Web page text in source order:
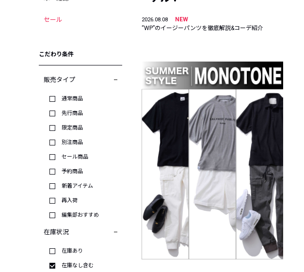
セール
こだわり条件
販売タイプ
通常商品
先行商品
限定商品
別注商品
セール商品
予約商品
新着アイテム
再入荷
編集部おすすめ
在庫状況
在庫あり
在庫なし含む
2026.08.08
NEW
“WP”のイージーパンツを徹底解説&コーデ紹介